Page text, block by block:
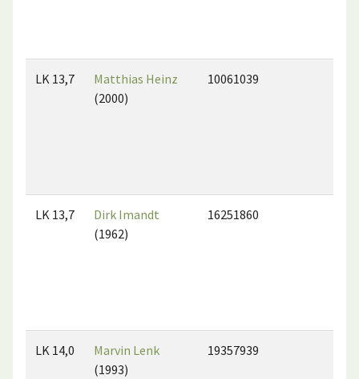
LK 13,7
Matthias Heinz
(2000)
10061039
LK 13,7
Dirk Imandt
(1962)
16251860
LK 14,0
Marvin Lenk
(1993)
19357939